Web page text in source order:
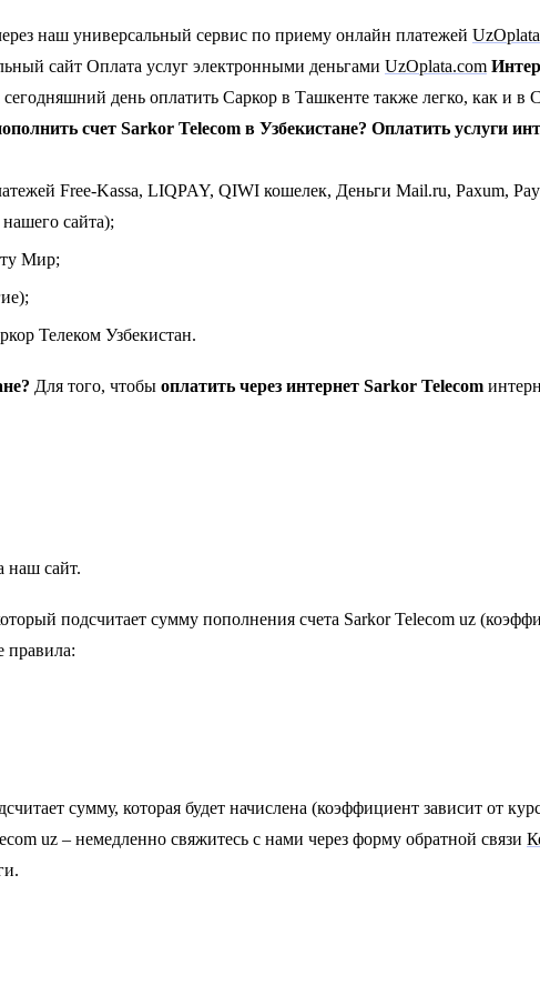
наш универсальный сервис по приему онлайн платежей
сайт Оплата услуг электронными деньгами UzOplata.com
день оплатить Саркор в Ташкенте также легко, как и
счет Sarkor Telecom в Узбекистане? Оплатить услуги
Free-Kassa, LIQPAY, QIWI кошелек, Деньги Mail.ru, Paxum,
сайта);
Мир;
Телеком Узбекистан.
Для того, чтобы оплатить через интернет Sarkor Telecom
наш сайт.
подсчитает сумму пополнения счета Sarkor Telecom uz
правила:
сумму, которая будет начислена (коэффициент зависит от
uz – немедленно свяжитесь с нами через форму обратной связи